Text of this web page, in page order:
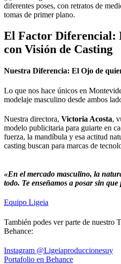
El Factor Diferencial:
con Visión de Casting
Nuestra Diferencia: El Ojo de
Lo que nos hace únicos en
modelaje masculino desde ambos
Nuestra directora, Victoria Acosta,
modelo publicitaria para guiarte en
fuerza, la mandíbula y esa actitud
casting buscan para marcas de
«En el mercado masculino, la
todo. Te enseñamos a posar sin que
Equipo Ligeia
También podes ver parte de nuestro
Behance:
Instagram @Ligeiaproduccionesuy
Portafolio en Behance